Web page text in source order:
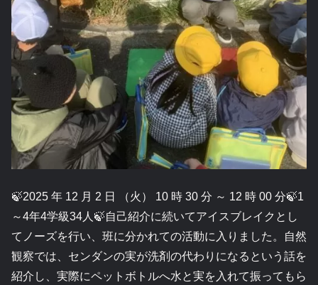
🍃2025 年 12 月 2 日 （火） 10 時 30 分 ～ 12 時 00 分🍃1
～4年4学級34人🍃自己紹介に続いてアイスブレイクとし
てノーズを行い、班に分かれての活動に入りました。自然
観察では、センダンの実が洗剤の代わりになるという話を
紹介し、実際にペットボトルへ水と実を入れて振ってもら